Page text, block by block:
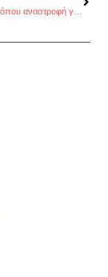
Στην Ατζέντα: επί τόπου αναστροφή για το Στρασβούργο